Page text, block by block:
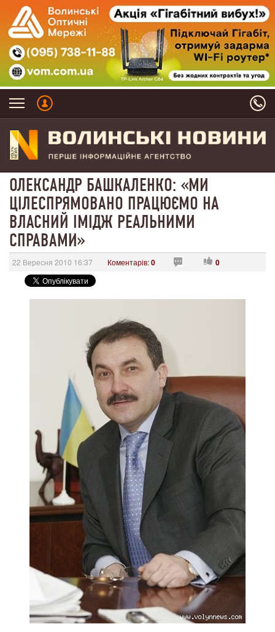
ОЛЕКСАНДР БАШКАЛЕНКО: «МИ
ЦІЛЕСПРЯМОВАНО ПРАЦЮЄМО НА
ВЛАСНИЙ ІМІДЖ РЕАЛЬНИМИ
СПРАВАМИ»
22 Вересня 2010 16:37 Коментарів:0 0